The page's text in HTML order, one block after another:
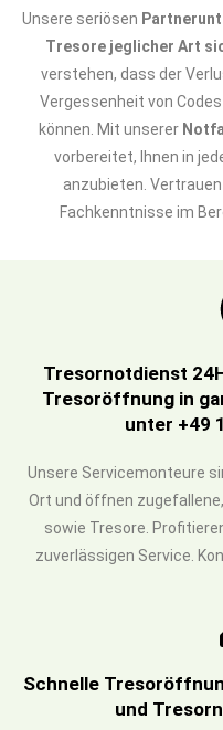
Unsere seriösen
Tresore jeglicher Art
verstehen, dass der
Vergessenheit von
können. Mit unserer
vorbereitet, Ihnen in
anzubieten.
Fachkenntnisse im
Tresornotdienst
Tresoröffnung in
unter +49
Unsere Servicemonteure
Ort und öffnen
sowie Tresore.
zuverlässigen Service.
Schnelle
und